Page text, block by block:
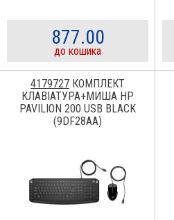
877.00
до кошика
4179727 КОМПЛЕКТ
КЛАВІАТУРА+МИША HP
PAVILION 200 USB BLACK
(9DF28AA)